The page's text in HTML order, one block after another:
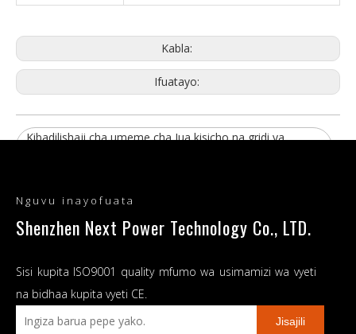
Kabla:
Ifuatayo:
Kibadilishaji cha umeme cha Jua kisicho na gridi ya
Kibadilishaji Kibadilishaji cha Sola cha Kiwanda cha Asili
Mtengenezaji wa Kibadilishaji cha jua
80A MPPT Chaja ya Jua
Nguvu inayofuata
Shenzhen Next Power Technology Co., LTD.
Sisi kupita ISO9001 quality mfumo wa usimamizi wa vyeti
na bidhaa kupita vyeti CE.
Jisajili